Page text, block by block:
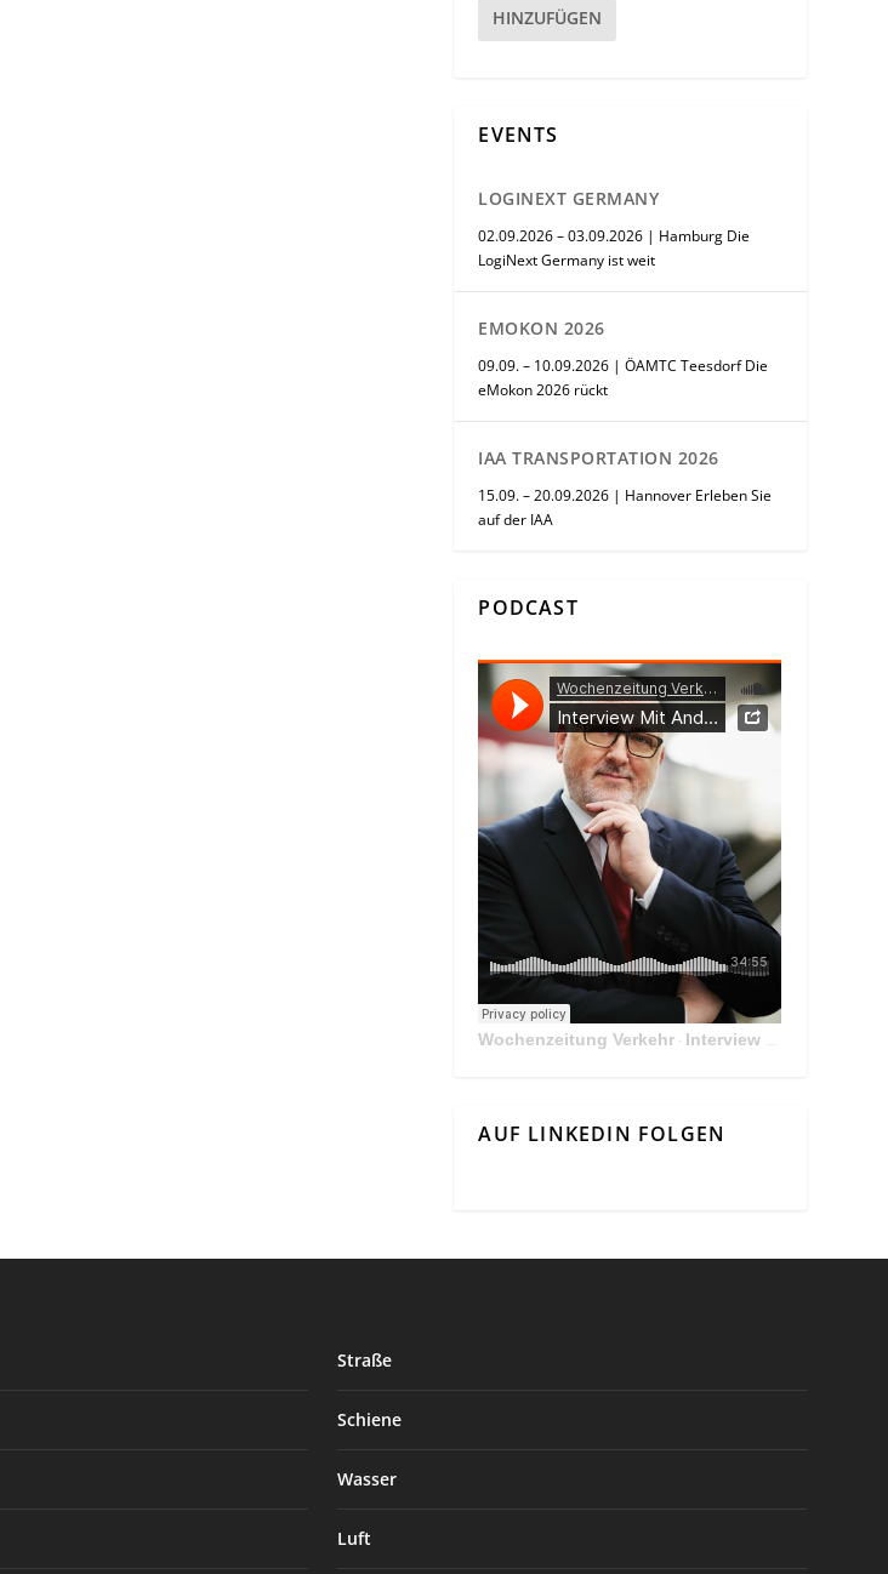
HINZUFÜGEN
EVENTS
LOGINEXT GERMANY
02.09.2026 – 03.09.2026 | Hamburg Die
LogiNext Germany ist weit
EMOKON 2026
09.09. – 10.09.2026 | ÖAMTC Teesdorf Die
eMokon 2026 rückt
IAA TRANSPORTATION 2026
15.09. – 20.09.2026 | Hannover Erleben Sie
auf der IAA
PODCAST
Wochenzeitung Verkehr · Interview Mit Andreas Matthä, CEO der ÖBB Holding
AUF LINKEDIN FOLGEN
Straße
Schiene
Wasser
Luft